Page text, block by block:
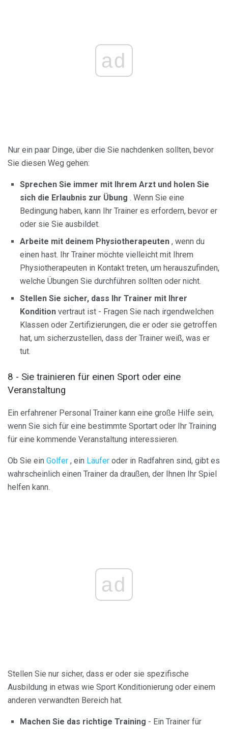
ad
Nur ein paar Dinge, über die Sie nachdenken sollten, bevor
Sie diesen Weg gehen:
Sprechen Sie immer mit Ihrem Arzt und holen Sie
sich die Erlaubnis zur Übung . Wenn Sie eine
Bedingung haben, kann Ihr Trainer es erfordern, bevor er
oder sie Sie ausbildet.
Arbeite mit deinem Physiotherapeuten , wenn du
einen hast. Ihr Trainer möchte vielleicht mit Ihrem
Physiotherapeuten in Kontakt treten, um herauszufinden,
welche Übungen Sie durchführen sollten oder nicht.
Stellen Sie sicher, dass Ihr Trainer mit Ihrer
Kondition vertraut ist - Fragen Sie nach irgendwelchen
Klassen oder Zertifizierungen, die er oder sie getroffen
hat, um sicherzustellen, dass der Trainer weiß, was er
tut.
8 - Sie trainieren für einen Sport oder eine
Veranstaltung
Ein erfahrener Personal Trainer kann eine große Hilfe sein,
wenn Sie sich für eine bestimmte Sportart oder Ihr Training
für eine kommende Veranstaltung interessieren.
Ob Sie ein Golfer , ein Läufer oder in Radfahren sind, gibt es
wahrscheinlich einen Trainer da draußen, der Ihnen Ihr Spiel
helfen kann.
ad
Stellen Sie nur sicher, dass er oder sie spezifische
Ausbildung in etwas wie Sport Konditionierung oder einem
anderen verwandten Bereich hat.
Machen Sie das richtige Training - Ein Trainer für